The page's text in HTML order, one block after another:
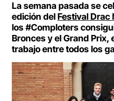
La semana pasada se
edición delFestival Drac
los #Comploters
Bronces y el Grand Prix,
trabajo entre todos los